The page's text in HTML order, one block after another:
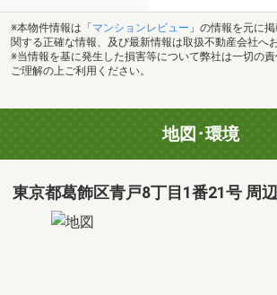
※本物件情報は「 マンションレビュー 」の情報を元に
関する正確な情報、及び最新情報は取扱不動産会社へ
※当情報を基に発生した損害等について弊社は一切の
ご理解の上ご利用ください。
地図･環境
東京都葛飾区青戸8丁目1番21号 周